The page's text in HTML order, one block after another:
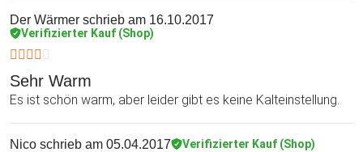
Der Wärmer schrieb am 16.10.2017
Verifizierter Kauf (Shop)
Sehr Warm
Es ist schön warm, aber leider gibt es keine Kalteinstellung.
Nico schrieb am 05.04.2017 Verifizierter Kauf (Shop)